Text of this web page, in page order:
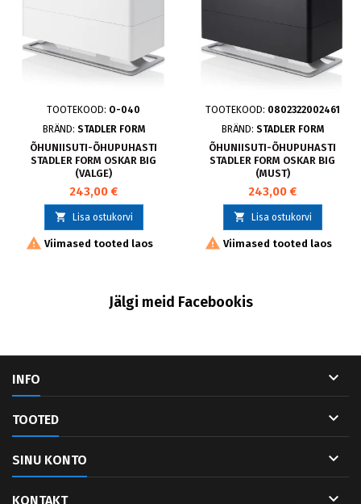
TOOTEKOOD: O-040
BRÄND: STADLER FORM
ÕHUNIISUTI-ÕHUPUHASTI
STADLER FORM OSKAR BIG
(VALGE)
243,00 €
 Lisa ostukorvi
 Viimased tooted laos
TOOTEKOOD: 0802322002461
BRÄND: STADLER FORM
ÕHUNIISUTI-ÕHUPUHASTI
STADLER FORM OSKAR BIG
(MUST)
243,00 €
 Lisa ostukorvi
 Viimased tooted laos
Jälgi meid Facebookis
INFO 
TOOTED 
SINU KONTO 
KONTAKT 